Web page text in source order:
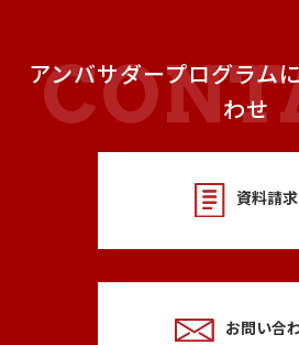
アンバサダープログラム
わせ
資料請求
お問い合